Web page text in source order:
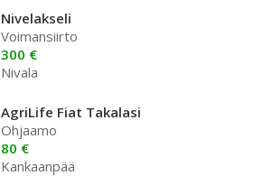
Nivelakseli
Voimansiirto
300 €
Nivala
AgriLife Fiat Takalasi
Ohjaamo
80 €
Kankaanpää